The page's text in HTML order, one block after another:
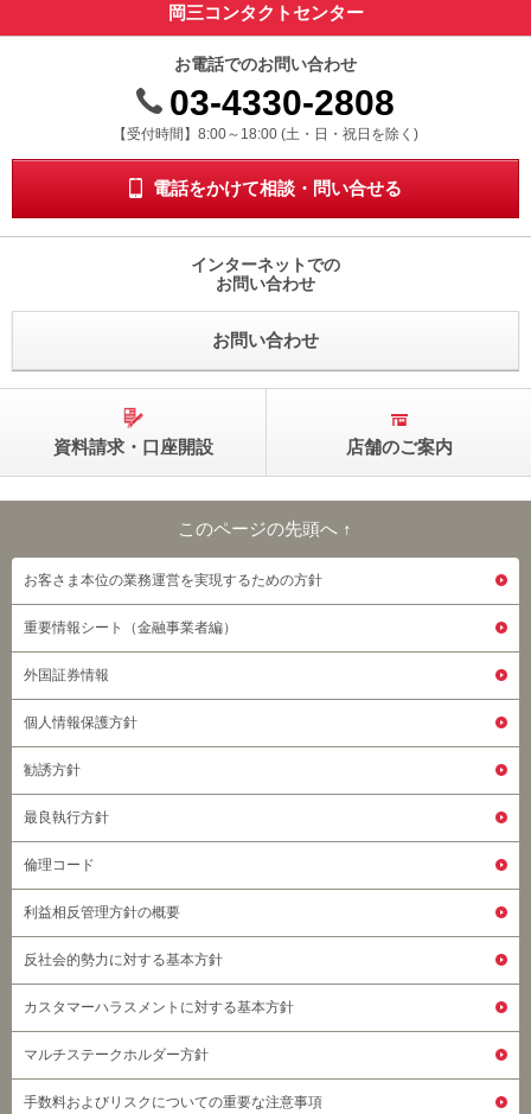
岡三コンタクトセンター
お電話でのお問い合わせ
03-4330-2808
受付時間 8時から18時 ドニチシュクジツを除く
【受付時間】8:00～18:00 (土・日・祝日を除く)
電話をかけて相談・問い合せる
インターネットでの
お問い合わせ
お問い合わせ
資料請求・口座開設 店舗のご案内
このページの先頭へ
このページの先頭へ ↑
お客さま本位の業務運営を実現するための方針
重要情報シート（金融事業者編）
外国証券情報
個人情報保護方針
勧誘方針
最良執行方針
倫理コード
利益相反管理方針の概要
反社会的勢力に対する基本方針
カスタマーハラスメントに対する基本方針
マルチステークホルダー方針
手数料およびリスクについての重要な注意事項